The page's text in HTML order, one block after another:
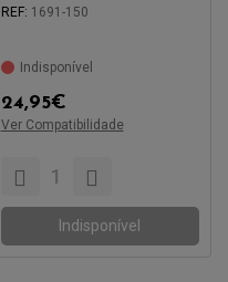
REF: 1691-150
Indisponível
24,95€
Ver Compatibilidade
Compatível com:
Indisponível